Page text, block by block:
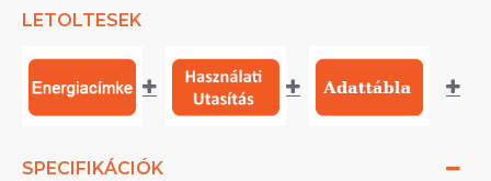
LETOLTESEK
SPECIFIKÁCIÓK